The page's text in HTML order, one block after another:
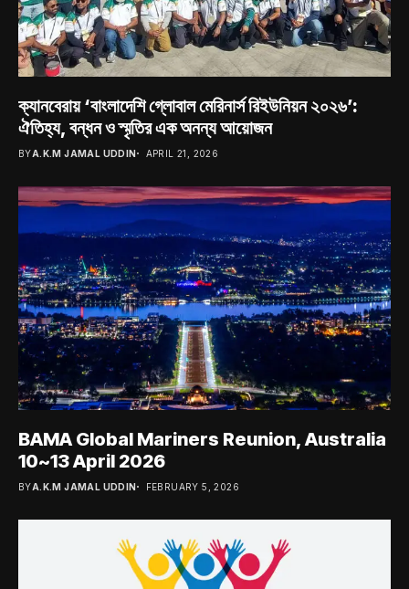
ক্যানবেরায় ‘বাংলাদেশি গ্লোবাল মেরিনার্স রিইউনিয়ন ২০২৬’:
ঐতিহ্য, বন্ধন ও স্মৃতির এক অনন্য আয়োজন
BYA.K.M JAMAL UDDIN APRIL 21, 2026
BAMA Global Mariners Reunion, Australia
10~13 April 2026
BYA.K.M JAMAL UDDIN FEBRUARY 5, 2026